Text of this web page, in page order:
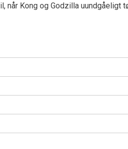
Kong og Godzilla uundgåeligt